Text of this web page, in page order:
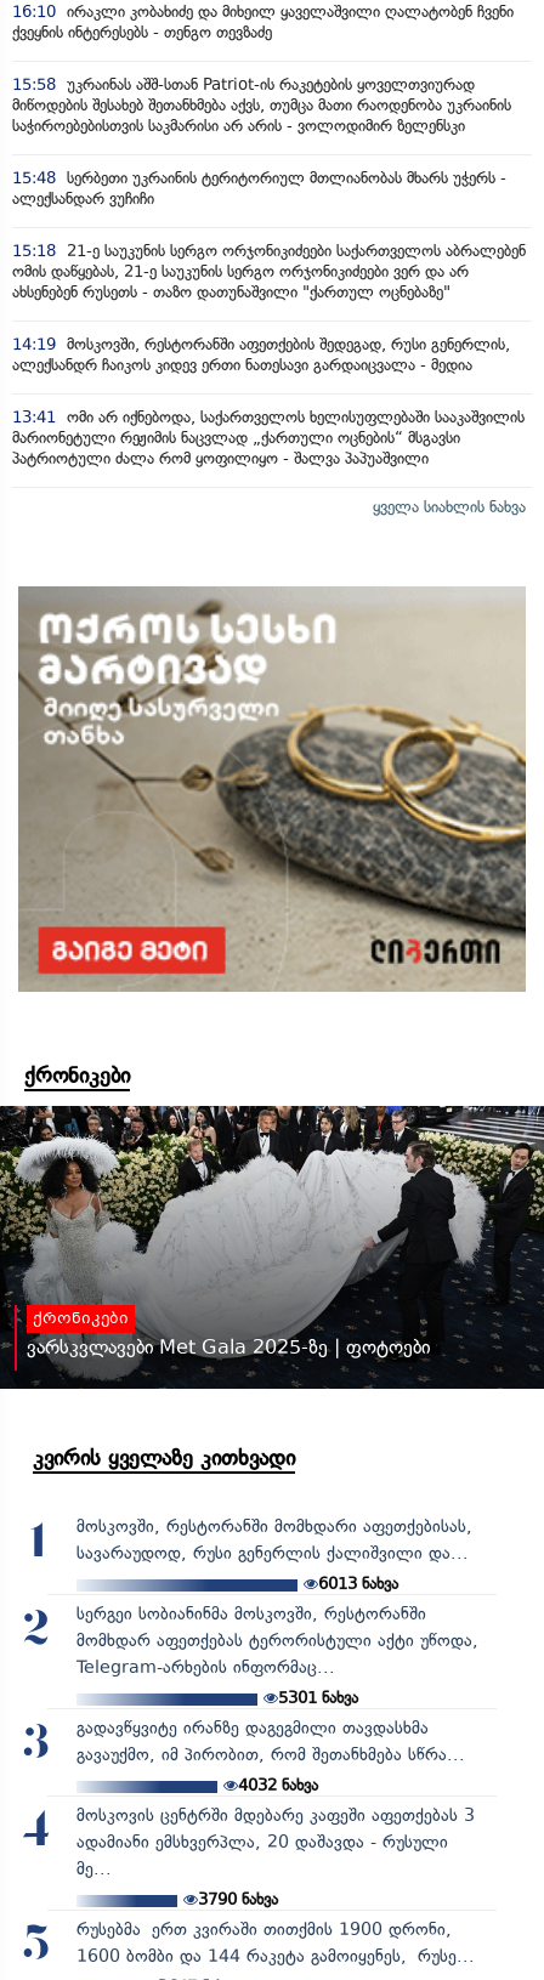
16:10 ირაკლი კობახიძე და მიხეილ ყაველაშვილი ღალატობენ ჩვენი
ქვეყნის ინტერესებს - თენგო თევზაძე
15:58 უკრაინას აშშ-სთან Patriot-ის რაკეტების ყოველთვიურად
მიწოდების შესახებ შეთანხმება აქვს, თუმცა მათი რაოდენობა უკრაინის
საჭიროებებისთვის საკმარისი არ არის - ვოლოდიმირ ზელენსკი
15:48 სერბეთი უკრაინის ტერიტორიულ მთლიანობას მხარს უჭერს -
ალექსანდარ ვუჩიჩი
15:18
21-ე საუკუნის სერგო ორჯონიკიძეები საქართველოს აბრალებენ
ომის დაწყებას, 21-ე საუკუნის სერგო ორჯონიკიძეები ვერ და არ
ახსენებენ რუსეთს - თაზო დათუნაშვილი "ქართულ ოცნებაზე"
14:19 მოსკოვში, რესტორანში აფეთქების შედეგად, რუსი გენერლის,
ალექსანდრ ჩაიკოს კიდევ ერთი ნათესავი გარდაიცვალა - მედია
13:41
ომი არ იქნებოდა, საქართველოს ხელისუფლებაში სააკაშვილის
მარიონეტული რეჟიმის ნაცვლად „ქართული ოცნების“ მსგავსი
პატრიოტული ძალა რომ ყოფილიყო - შალვა პაპუაშვილი
ყველა სიახლის ნახვა
ქრონიკები
ქრონიკები
ვარსკვლავები Met Gala 2025-ზე | ფოტოები
კვირის ყველაზე კითხვადი
1
მოსკოვში, რესტორანში მომხდარი აფეთქებისას,
სავარაუდოდ, რუსი გენერლის ქალიშვილი და...
6013 ნახვა
2
სერგეი სობიანინმა მოსკოვში, რესტორანში
მომხდარ აფეთქებას ტერორისტული აქტი უწოდა,
Telegram-არხების ინფორმაც...
5301ნახვა
3
გადავწყვიტე ირანზე დაგეგმილი თავდასხმა
გავაუქმო, იმ პირობით, რომ შეთანხმება სწრა...
4032ნახვა
4
მოსკოვის ცენტრში მდებარე კაფეში აფეთქებას 3
ადამიანი ემსხვერპლა, 20 დაშავდა - რუსული
მე...
3790ნახვა
5
რუსებმა ერთ კვირაში თითქმის 1900 დრონი,
1600 ბომბი და 144 რაკეტა გამოიყენეს, რუსე...